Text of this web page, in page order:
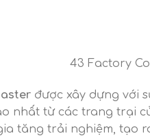
43 Factory
được xây dựng với
nhất từ ​​các trang trại
tăng trải nghiệm, tạo